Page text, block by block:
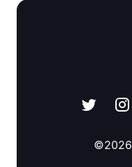
©2026